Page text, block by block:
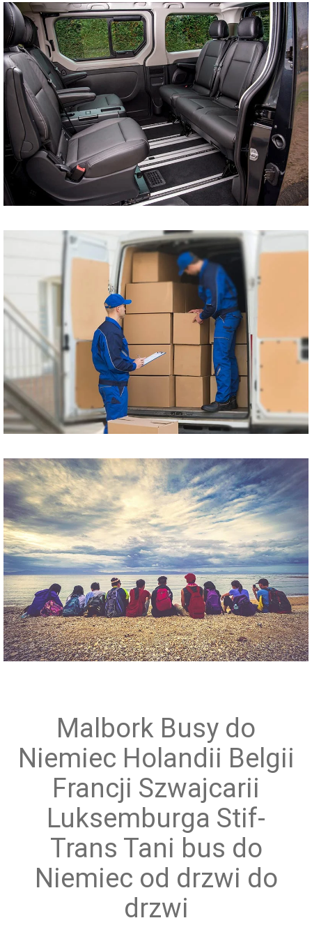
tani bus do Szczecina
Koszalina Bydgoszczy
Kołobrzegu Piły
Chojnic Tucholi
Więcborka Nakła nad
Notecią Białogardu
Gryfic Sępólna
Krajeńskiego
Człuchowa Szczecinka
Barwic Świdnicy
Trzcianki Złotowa
Czarnkowa Chodzieży
na adres tanio cena od
drzwi do drzwi
Przewóz osób
Przewóz paczek
Przewóz grup zorganizowanych
Malbork Busy do
Niemiec Holandii Belgii
Francji Szwajcarii
Luksemburga Stif-
Trans Tani bus do
Niemiec od drzwi do
drzwi